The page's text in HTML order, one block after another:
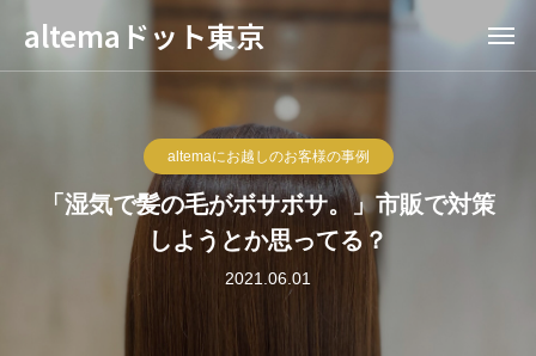
altemaドット東京
altemaにお越しのお客様の事例
「湿気で髪の毛がボサボサ。」市販で対策
しようとか思ってる？
2021.06.01